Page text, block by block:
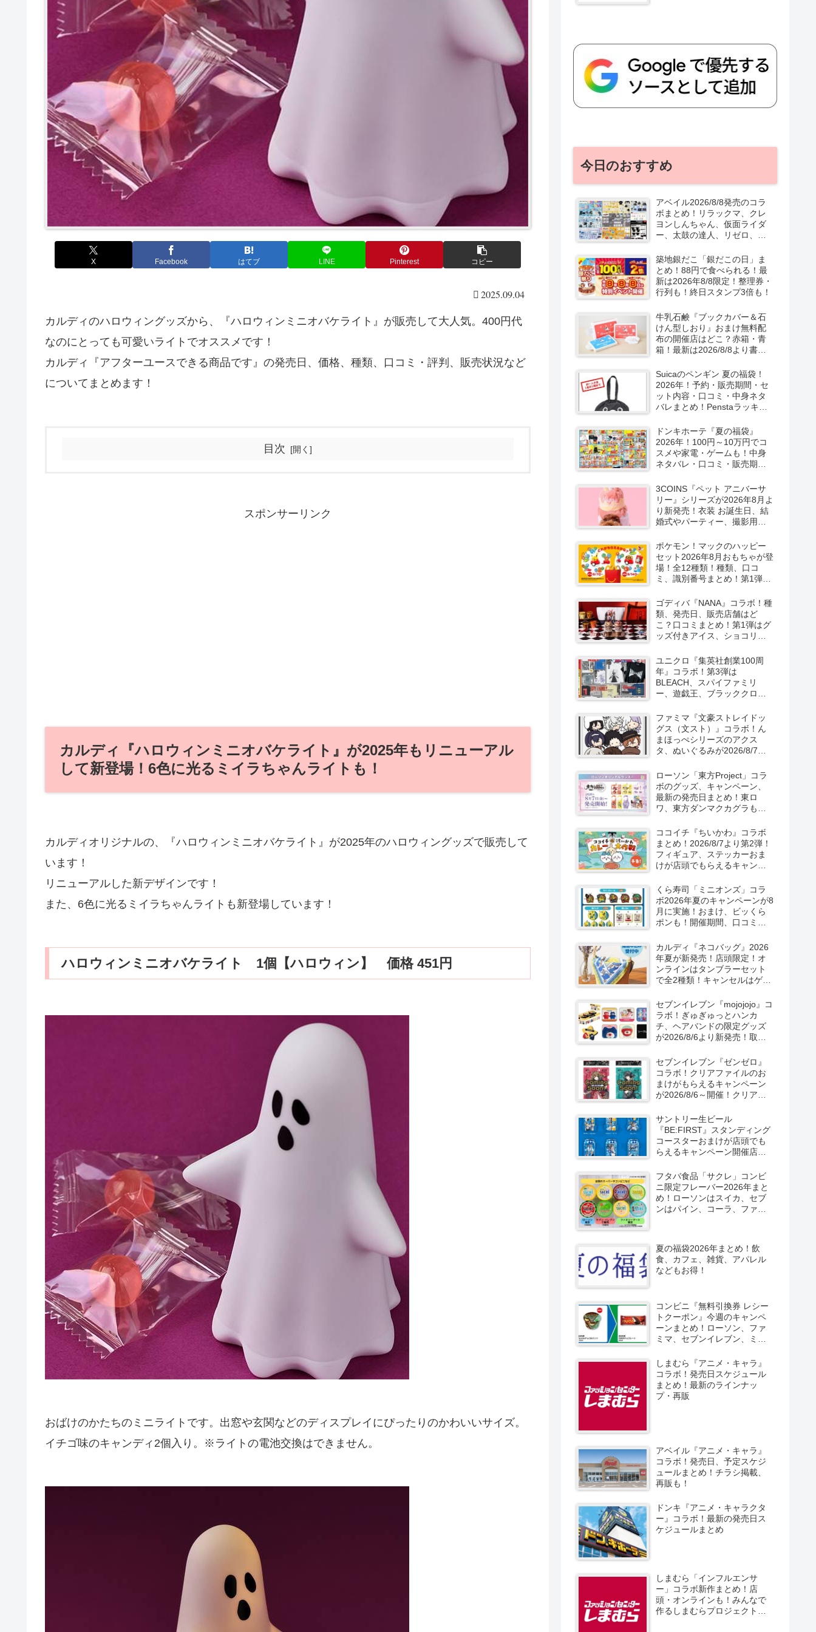
X Facebook はてブ LINE Pinterest コピー
2025.09.04
カルディのハロウィングッズから、『ハロウィンミニオバケライト』が販売して大人気。400円代
なのにとっても可愛いライトでオススメです！
カルディ『アフターユースできる商品です』の発売日、価格、種類、口コミ・評判、販売状況など
についてまとめます！
目次
スポンサーリンク
カルディ『ハロウィンミニオバケライト』が2025年もリニューアル
して新登場！6色に光るミイラちゃんライトも！
カルディオリジナルの、『ハロウィンミニオバケライト』が2025年のハロウィングッズで販売して
います！
リニューアルした新デザインです！
また、6色に光るミイラちゃんライトも新登場しています！
ハロウィンミニオバケライト 1個【ハロウィン】 価格 451円
おばけのかたちのミニライトです。出窓や玄関などのディスプレイにぴったりのかわいいサイズ。
イチゴ味のキャンディ2個入り。※ライトの電池交換はできません。
今日のおすすめ
アベイル2026/8/8発売のコラ
ボまとめ！リラックマ、クレ
ヨンしんちゃん、仮面ライダ
ー、太鼓の達人、リゼロ、テ
口コミ、入荷数、行列、売り
切れ、整理券は？
築地銀だこ「銀だこの日」ま
とめ！88円で食べられる！最
新は2026年8/8限定！整理券・
行列も！終日スタンプ3倍も！
牛乳石鹸『ブックカバー＆石
けん型しおり』おまけ無料配
布の開催店はどこ？赤箱・青
箱！最新は2026/8/8より書店
Suicaのペンギン 夏の福袋！
2026年！予約・販売期間・セ
ット内容・口コミ・中身ネタ
バレまとめ！Penstaラッキー
2026/8/8より新発売！
ドンキホーテ『夏の福袋』
2026年！100円～10万円でコ
スメや家電・ゲームも！中身
ネタバレ・口コミ・販売期
3COINS『ペット アニバーサ
リー』シリーズが2026年8月よ
り新発売！衣装 お誕生日、結
婚式やパーティー、撮影用グ
ポケモン！マックのハッピー
セット2026年8月おもちゃが登
場！全12種類！種類、口コ
ミ、識別番号まとめ！第1弾は
ゴディバ『NANA』コラボ！種
類、発売日、販売店舗はど
こ？口コミまとめ！第1弾はグ
ッズ付きアイス、ショコリキ
より新発売！第2弾は限定チョ
コレートなどが2026年10月？
再販売は？
ユニクロ『集英社創業100周
年』コラボ！第3弾は
BLEACH、スパイファミリ
ー、遊戯王、ブラッククロー
の半袖Tシャツが2026/8/7より
新発売！
ファミマ『文豪ストレイドッ
グス（文スト）』コラボ！ん
まほっぺシリーズのアクス
タ、ぬいぐるみが2026/8/7～
ローソン「東方Project」コラ
ボのグッズ、キャンペーン、
最新の発売日まとめ！東ロ
ワ、東方ダンマクカグラも！
LostWordのプラモ風アクキ
ー、カラビナ、クリアファイ
ルが2026/8/7より新発売！
ココイチ『ちいかわ』コラボ
まとめ！2026/8/7より第2弾！
フィギュア、ステッカーおま
けが店頭でもらえるキャンペ
る！
くら寿司「ミニオンズ」コラ
ボ2026年夏のキャンペーンが8
月に実施！おまけ、ビッくら
ポンも！開催期間、口コミ、
カルディ『ネコバッグ』2026
年夏が新発売！店頭限定！オ
ンラインはタンブラーセット
で全2種類！キャンセルはゲリ
セブンイレブン『mojojojo』コ
ラボ！ぎゅぎゅっとハンカ
チ、ヘアバンドの限定グッズ
が2026/8/6より新発売！取扱
セブンイレブン『ゼンゼロ』
コラボ！クリアファイルのお
まけがもらえるキャンペーン
が2026/8/6～開催！クリアカ
売！
サントリー生ビール
『BE:FIRST』スタンディング
コースターおまけが店頭でも
らえるキャンペーン開催店は
定で6種類！見分け方！セブ
ン、ファミマ、ローソン、デ
イリーヤマザキ、ミニストッ
プなどで！クーラーバッグ
フタバ食品「サクレ」コンビ
ニ限定フレーバー2026年まと
め！ローソンはスイカ、セブ
ンはパイン、コーラ、ファミ
夏の福袋2026年まとめ！飲
食、カフェ、雑貨、アパレル
などもお得！
コンビニ『無料引換券 レシー
トクーポン』今週のキャンペ
ーンまとめ！ローソン、ファ
ミマ、セブンイレブン、ミニ
しまむら『アニメ・キャラ』
コラボ！発売日スケジュール
まとめ！最新のラインナッ
プ・再販
アベイル『アニメ・キャラ』
コラボ！発売日、予定スケジ
ュールまとめ！チラシ掲載、
再販も！
ドンキ『アニメ・キャラクタ
ー』コラボ！最新の発売日ス
ケジュールまとめ
しまむら「インフルエンサ
ー」コラボ新作まとめ！店
頭・オンラインも！みんなで
作るしまむらプロジェクト！